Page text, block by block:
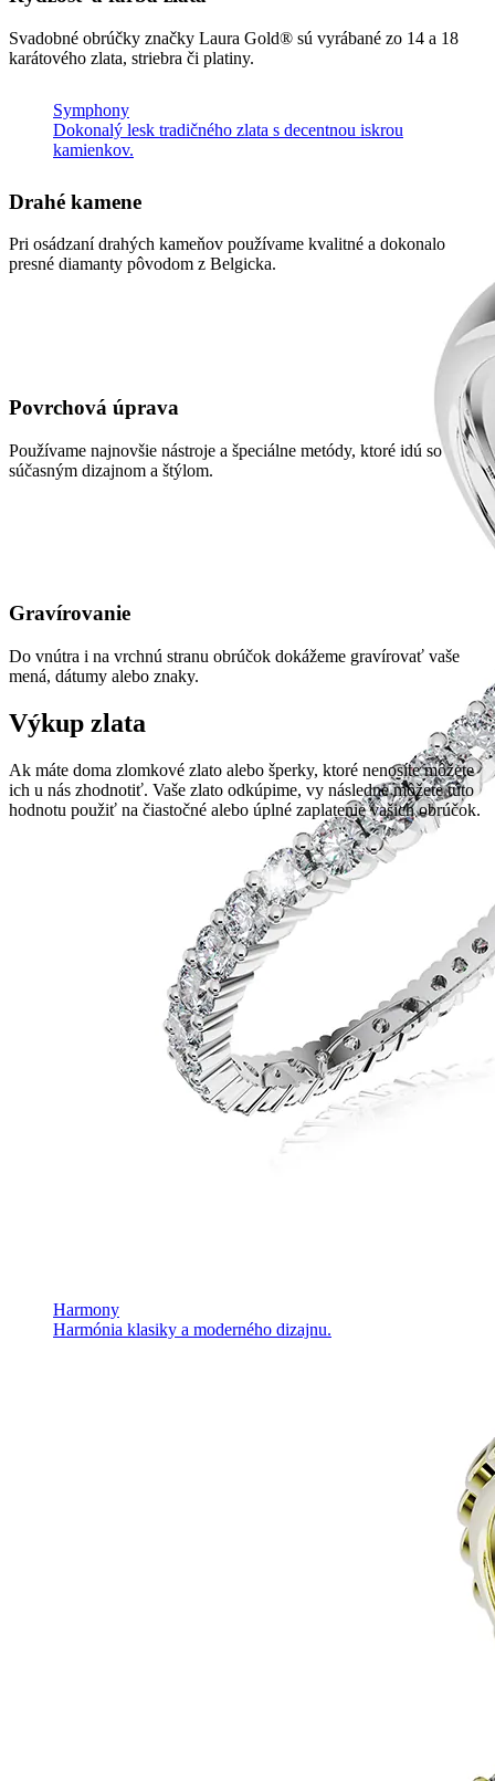
Symphony
Dokonalý lesk tradičného zlata s decentnou iskrou
kamienkov.
Harmony
Harmónia klasiky a moderného dizajnu.
Svadobné obrúčky značky Laura Gold® sú vyrábané zo 14 a 18
karátového zlata, striebra či platiny.
Drahé kamene
Pri osádzaní drahých kameňov používame kvalitné a dokonalo
presné diamanty pôvodom z Belgicka.
Povrchová úprava
Používame najnovšie nástroje a špeciálne metódy, ktoré idú so
súčasným dizajnom a štýlom.
Gravírovanie
Do vnútra i na vrchnú stranu obrúčok dokážeme gravírovať vaše
mená, dátumy alebo znaky.
Výkup zlata
Ak máte doma zlomkové zlato alebo šperky, ktoré nenosíte môžete
ich u nás zhodnotiť. Vaše zlato odkúpime, vy následne môžete túto
hodnotu použiť na čiastočné alebo úplné zaplatenie vašich obrúčok.